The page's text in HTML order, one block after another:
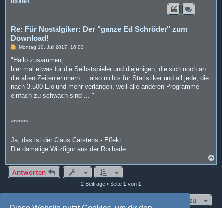
Holsten
Re: Für Nostalgiker: Der "ganze Ed Schröder" zum
Download!
B
i
r
a
Montag 10. Juli 2017, 16:03
"Hallo zusammen,
hier mal etwas für die Selbstspieler und diejenigen, die sich noch an
die alten Zeiten erinnern ... also nichts für Statistiker und all jede, die
nach 3.500 Elo und mehr verlangen, weil alle anderen Programme
einfach zu schwach sind ... "
*******
Ja, das ist der Claus Carstens - Effekt.
Die damalige Witzfigur aus der Rochade.
a
Antworten
2 Beiträge • Seite 1 von 1
Gehe zu